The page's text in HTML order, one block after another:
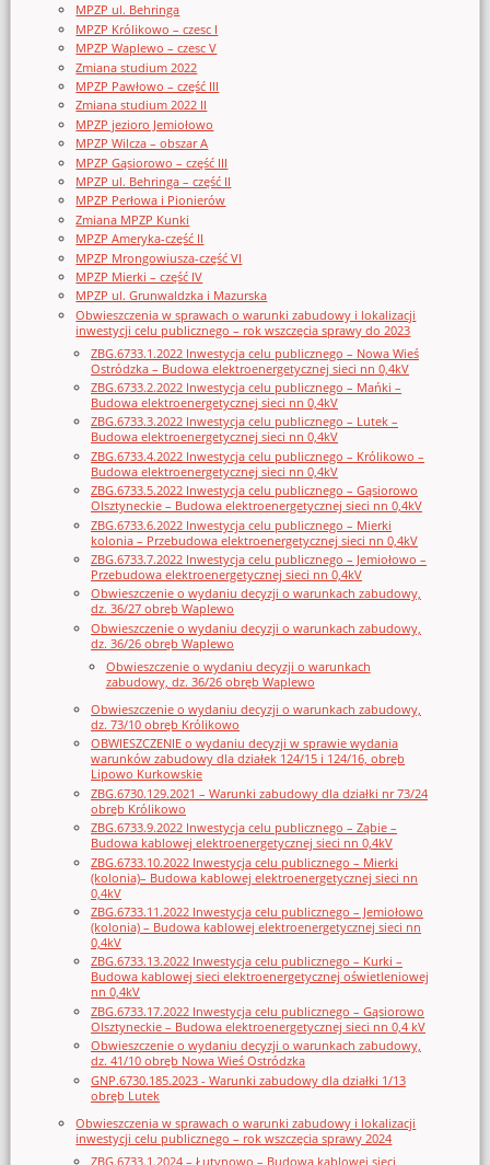
MPZP ul. Behringa
MPZP Królikowo – czesc I
MPZP Waplewo – czesc V
Zmiana studium 2022
MPZP Pawłowo – część III
Zmiana studium 2022 II
MPZP jezioro Jemiołowo
MPZP Wilcza – obszar A
MPZP Gąsiorowo – część III
MPZP ul. Behringa – część II
MPZP Perłowa i Pionierów
Zmiana MPZP Kunki
MPZP Ameryka-część II
MPZP Mrongowiusza-część VI
MPZP Mierki – część IV
MPZP ul. Grunwaldzka i Mazurska
Obwieszczenia w sprawach o warunki zabudowy i lokalizacji
inwestycji celu publicznego – rok wszczęcia sprawy do 2023
ZBG.6733.1.2022 Inwestycja celu publicznego – Nowa Wieś
Ostródzka – Budowa elektroenergetycznej sieci nn 0,4kV
ZBG.6733.2.2022 Inwestycja celu publicznego – Mańki –
Budowa elektroenergetycznej sieci nn 0,4kV
ZBG.6733.3.2022 Inwestycja celu publicznego – Lutek –
Budowa elektroenergetycznej sieci nn 0,4kV
ZBG.6733.4.2022 Inwestycja celu publicznego – Królikowo –
Budowa elektroenergetycznej sieci nn 0,4kV
ZBG.6733.5.2022 Inwestycja celu publicznego – Gąsiorowo
Olsztyneckie – Budowa elektroenergetycznej sieci nn 0,4kV
ZBG.6733.6.2022 Inwestycja celu publicznego – Mierki
kolonia – Przebudowa elektroenergetycznej sieci nn 0,4kV
ZBG.6733.7.2022 Inwestycja celu publicznego – Jemiołowo –
Przebudowa elektroenergetycznej sieci nn 0,4kV
Obwieszczenie o wydaniu decyzji o warunkach zabudowy,
dz. 36/27 obręb Waplewo
Obwieszczenie o wydaniu decyzji o warunkach zabudowy,
dz. 36/26 obręb Waplewo
Obwieszczenie o wydaniu decyzji o warunkach
zabudowy, dz. 36/26 obręb Waplewo
Obwieszczenie o wydaniu decyzji o warunkach zabudowy,
dz. 73/10 obręb Królikowo
OBWIESZCZENIE o wydaniu decyzji w sprawie wydania
warunków zabudowy dla działek 124/15 i 124/16, obręb
Lipowo Kurkowskie
ZBG.6730.129.2021 – Warunki zabudowy dla działki nr 73/24
obręb Królikowo
ZBG.6733.9.2022 Inwestycja celu publicznego – Ząbie –
Budowa kablowej elektroenergetycznej sieci nn 0,4kV
ZBG.6733.10.2022 Inwestycja celu publicznego – Mierki
(kolonia)– Budowa kablowej elektroenergetycznej sieci nn
0,4kV
ZBG.6733.11.2022 Inwestycja celu publicznego – Jemiołowo
(kolonia) – Budowa kablowej elektroenergetycznej sieci nn
0,4kV
ZBG.6733.13.2022 Inwestycja celu publicznego – Kurki –
Budowa kablowej sieci elektroenergetycznej oświetleniowej
nn 0,4kV
ZBG.6733.17.2022 Inwestycja celu publicznego – Gąsiorowo
Olsztyneckie – Budowa elektroenergetycznej sieci nn 0,4 kV
Obwieszczenie o wydaniu decyzji o warunkach zabudowy,
dz. 41/10 obręb Nowa Wieś Ostródzka
GNP.6730.185.2023 - Warunki zabudowy dla działki 1/13
obręb Lutek
Obwieszczenia w sprawach o warunki zabudowy i lokalizacji
inwestycji celu publicznego – rok wszczęcia sprawy 2024
ZBG.6733.1.2024 – Łutynowo – Budowa kablowej sieci